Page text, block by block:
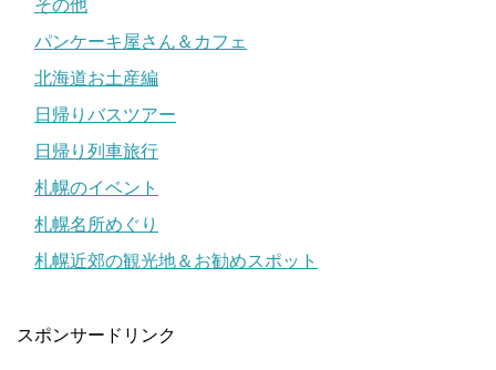
その他
パンケーキ屋さん＆カフェ
北海道お土産編
日帰りバスツアー
日帰り列車旅行
札幌のイベント
札幌名所めぐり
札幌近郊の観光地＆お勧めスポット
スポンサードリンク